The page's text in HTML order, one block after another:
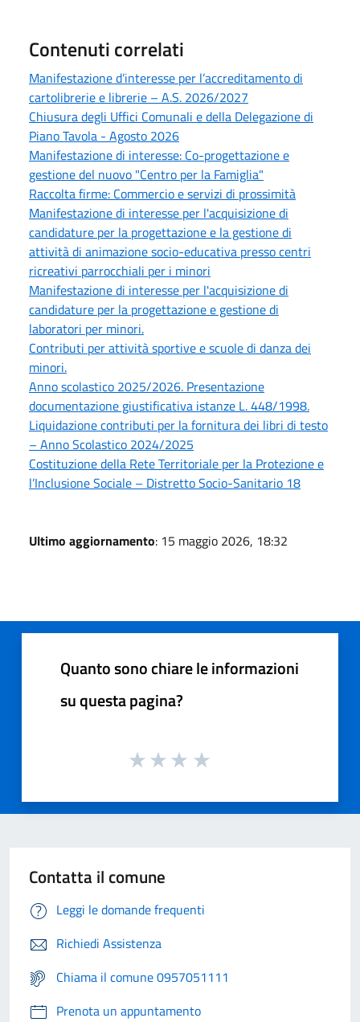
Contenuti correlati
Manifestazione d’interesse per l’accreditamento di
cartolibrerie e librerie – A.S. 2026/2027
Chiusura degli Uffici Comunali e della Delegazione di
Piano Tavola - Agosto 2026
Manifestazione di interesse: Co-progettazione e
gestione del nuovo "Centro per la Famiglia"
Raccolta firme: Commercio e servizi di prossimità
Manifestazione di interesse per l'acquisizione di
candidature per la progettazione e la gestione di
attività di animazione socio-educativa presso centri
ricreativi parrocchiali per i minori
Manifestazione di interesse per l'acquisizione di
candidature per la progettazione e gestione di
laboratori per minori.
Contributi per attività sportive e scuole di danza dei
minori.
Anno scolastico 2025/2026. Presentazione
documentazione giustificativa istanze L. 448/1998.
Liquidazione contributi per la fornitura dei libri di testo
– Anno Scolastico 2024/2025
Costituzione della Rete Territoriale per la Protezione e
l’Inclusione Sociale – Distretto Socio-Sanitario 18
Ultimo aggiornamento: 15 maggio 2026, 18:32
Quanto sono chiare le informazioni
su questa pagina?
Contatta il comune
Leggi le domande frequenti
Richiedi Assistenza
Chiama il comune 0957051111
Prenota un appuntamento